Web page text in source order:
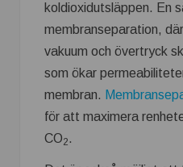
koldioxidutsläppen. En
membranseparation,
vakuum och övertryck
som ökar
membran.
för att maximera
CO2.